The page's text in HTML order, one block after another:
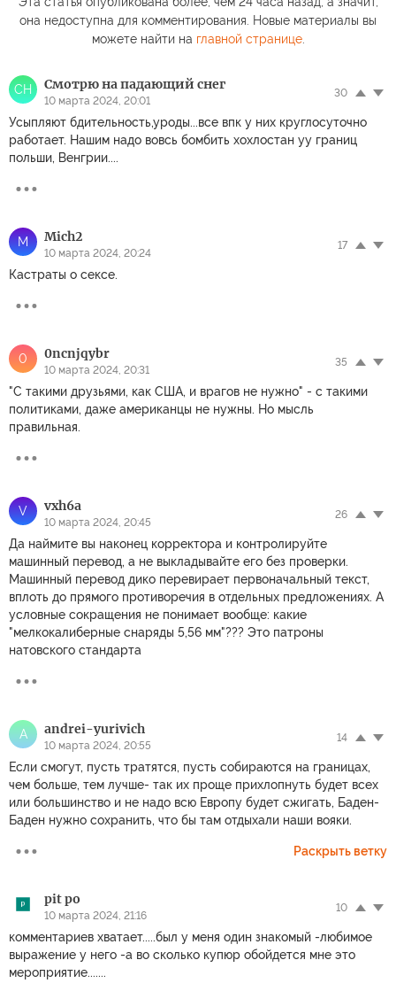
она недоступна для комментирования. Новые материалы вы
можете найти на главной странице.
СН Смотрю на падающий снег
10 марта 2024, 20:01
30
Усыпляют бдительность,уроды...все впк у них круглосуточно
работает. Нашим надо вовсь бомбить хохлостан уу границ
польши, Венгрии....
M Mich2
10 марта 2024, 20:24
17
Кастраты о сексе.
0 0ncnjqybr
10 марта 2024, 20:31
35
"С такими друзьями, как США, и врагов не нужно" - с такими
политиками, даже американцы не нужны. Но мысль
правильная.
V vxh6a
10 марта 2024, 20:45
26
Да наймите вы наконец корректора и контролируйте
машинный перевод, а не выкладывайте его без проверки.
Машинный перевод дико перевирает первоначальный текст,
вплоть до прямого противоречия в отдельных предложениях. А
условные сокращения не понимает вообще: какие
"мелкокалиберные снаряды 5,56 мм"??? Это патроны
натовского стандарта
A andrei-yurivich
10 марта 2024, 20:55
14
Если смогут, пусть тратятся, пусть собираются на границах,
чем больше, тем лучше- так их проще прихлопнуть будет всех
или большинство и не надо всю Европу будет сжигать, Баден-
Баден нужно сохранить, что бы там отдыхали наши вояки.
Раскрыть ветку
pit po
10 марта 2024, 21:16
10
комментариев хватает.....был у меня один знакомый -любимое
выражение у него -а во сколько купюр обойдется мне это
мероприятие.......